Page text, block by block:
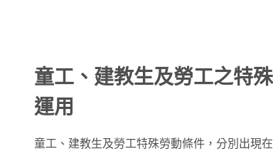
童工、建教生及勞工之特
運用
童工、建教生及勞工特殊勞動條件，分別出現